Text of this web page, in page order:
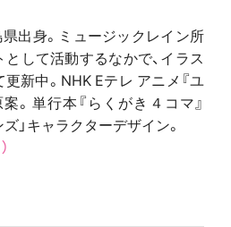
出身。ミュージックレイン所
として活動するなかで、イラス
更新中。NHK Eテレ アニメ『ユ
。単行本『らくがき４コマ』
」キャラクターデザイン。